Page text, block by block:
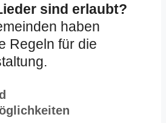
sind erlaubt?
haben
Regeln für die